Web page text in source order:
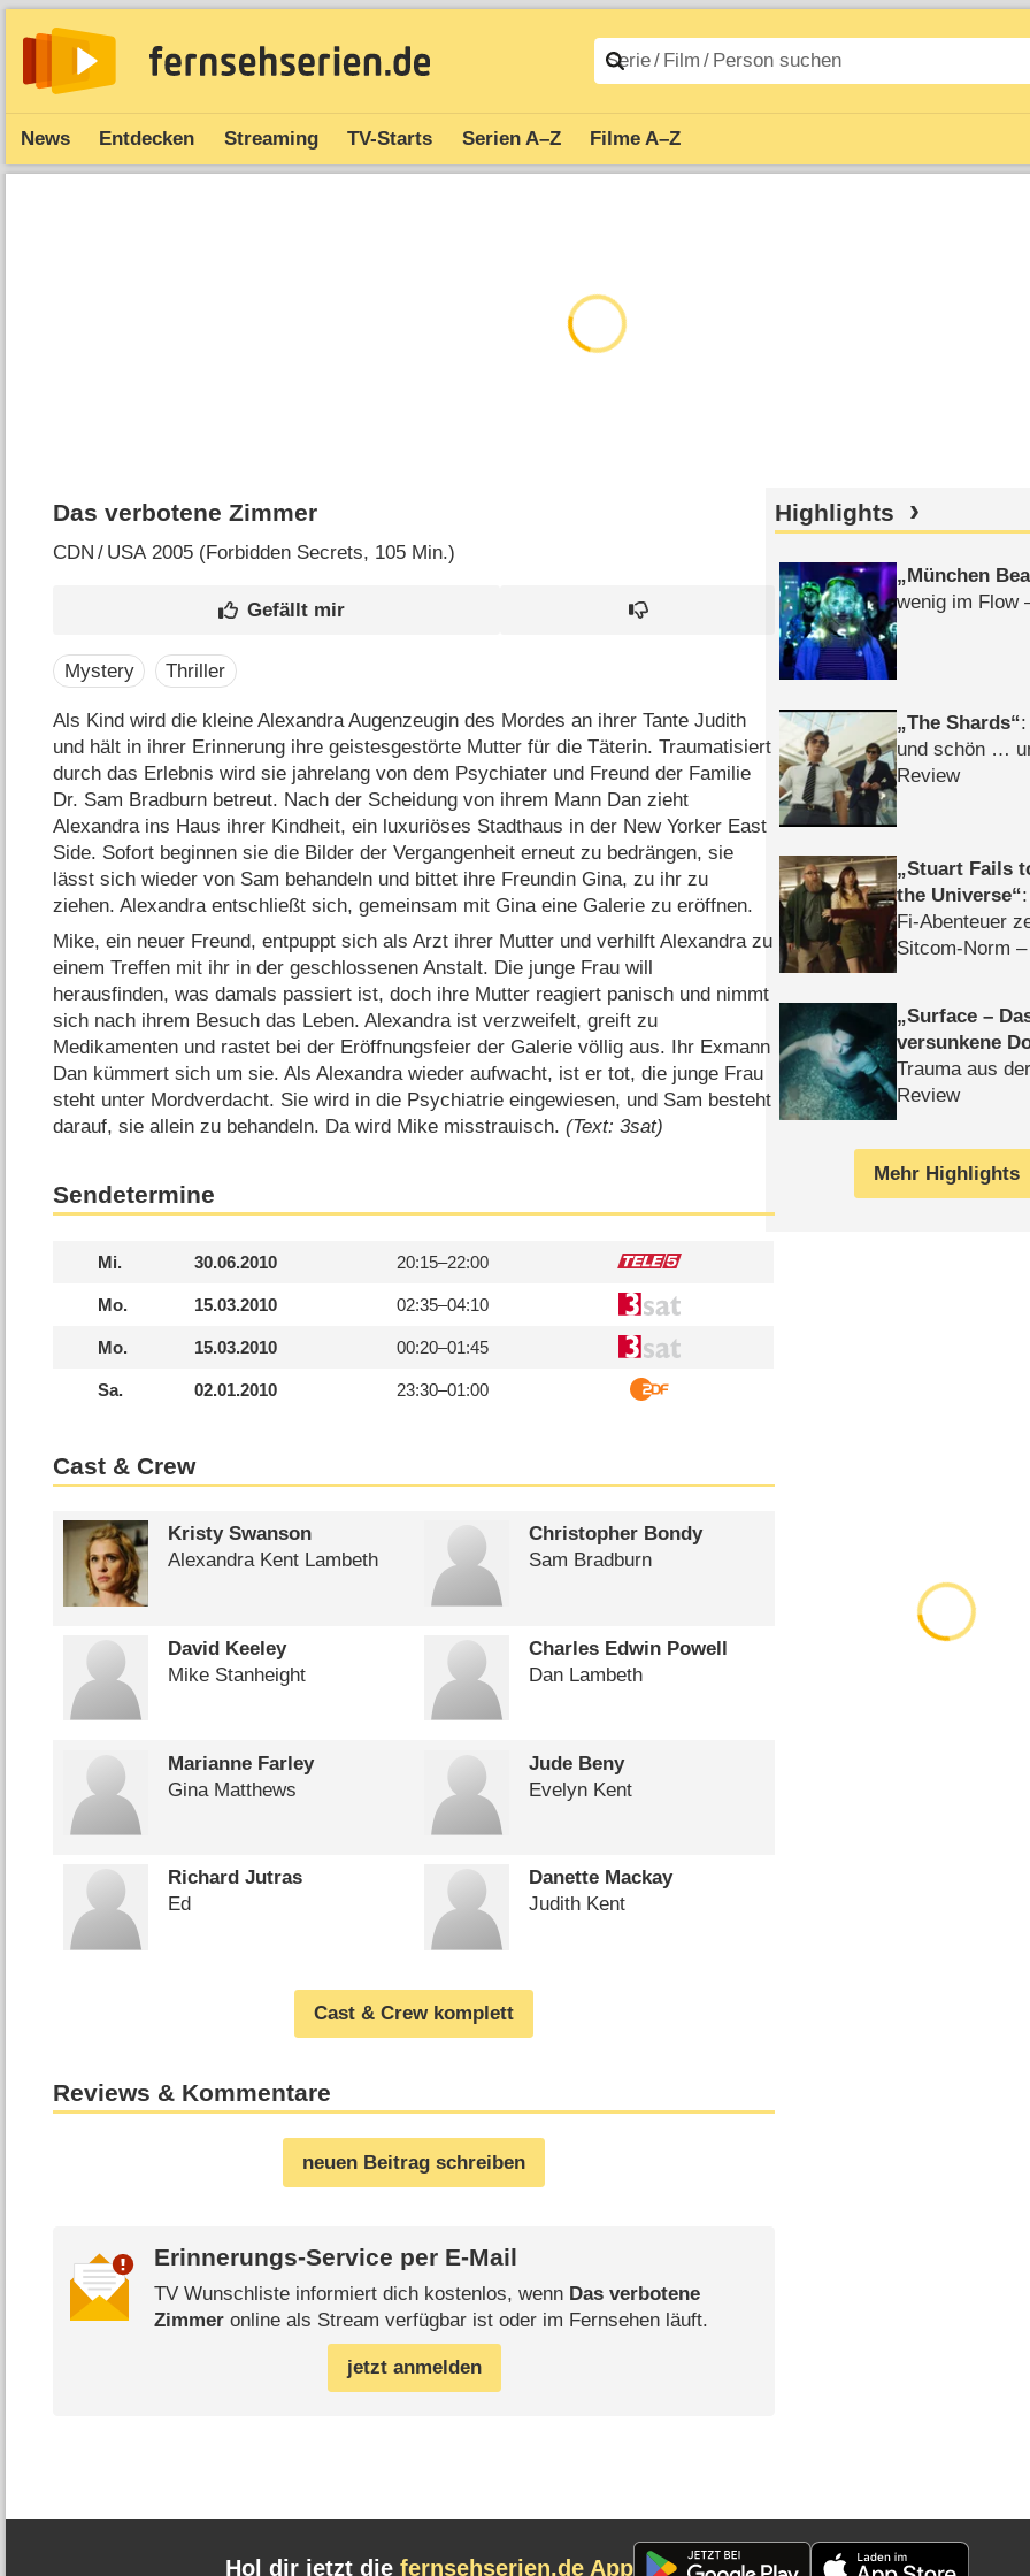
News Entdecken Streaming TV-Starts Serien A–Z Filme A–Z
Das verbotene Zimmer
CDN / USA2005 (Forbidden Secrets‎, 105 Min.)
Mystery Thriller
Als Kind wird die kleine Alexandra Augenzeugin des Mordes an ihrer Tante Judith
und hält in ihrer Erinnerung ihre geistesgestörte Mutter für die Täterin. Traumatisiert
durch das Erlebnis wird sie jahrelang von dem Psychiater und Freund der Familie
Dr. Sam Bradburn betreut. Nach der Scheidung von ihrem Mann Dan zieht
Alexandra ins Haus ihrer Kindheit, ein luxuriöses Stadthaus in der New Yorker East
Side. Sofort beginnen sie die Bilder der Vergangenheit erneut zu bedrängen, sie
lässt sich wieder von Sam behandeln und bittet ihre Freundin Gina, zu ihr zu
ziehen. Alexandra entschließt sich, gemeinsam mit Gina eine Galerie zu eröffnen.
Mike, ein neuer Freund, entpuppt sich als Arzt ihrer Mutter und verhilft Alexandra zu
einem Treffen mit ihr in der geschlossenen Anstalt. Die junge Frau will
herausfinden, was damals passiert ist, doch ihre Mutter reagiert panisch und nimmt
sich nach ihrem Besuch das Leben. Alexandra ist verzweifelt, greift zu
Medikamenten und rastet bei der Eröffnungsfeier der Galerie völlig aus. Ihr Exmann
Dan kümmert sich um sie. Als Alexandra wieder aufwacht, ist er tot, die junge Frau
steht unter Mordverdacht. Sie wird in die Psychiatrie eingewiesen, und Sam besteht
darauf, sie allein zu behandeln. Da wird Mike misstrauisch.(Text: 3sat)
Sendetermine
Mi. 30.06.2010 20:15–22:00
Mo. 15.03.2010 02:35–04:10
Mo. 15.03.2010 00:20–01:45
Sa. 02.01.2010 23:30–01:00
Cast & Crew
Kristy Swanson
Alexandra Kent Lambeth
Christopher Bondy
Sam Bradburn
David Keeley
Mike Stanheight
Charles Edwin Powell
Dan Lambeth
Marianne Farley
Gina Matthews
Jude Beny
Evelyn Kent
Richard Jutras
Ed
Danette Mackay
Judith Kent
Cast & Crew komplett
Reviews & Kommentare
neuen Beitrag schreiben
Erinnerungs-Service per E-Mail
TV Wunschliste informiert dich kostenlos, wenn Das verbotene
Zimmeronline als Stream verfügbar ist oder im Fernsehen läuft.
jetzt anmelden
Highlights
München
wenig im Flow
The Shards
und schön …
Review
Stuart Fails
the Universe
Fi-Abenteuer
Sitcom-Norm
Surface –
versunkene
Trauma aus
Review
Mehr Highlights
Hol dir jetzt die fernsehserien.de App